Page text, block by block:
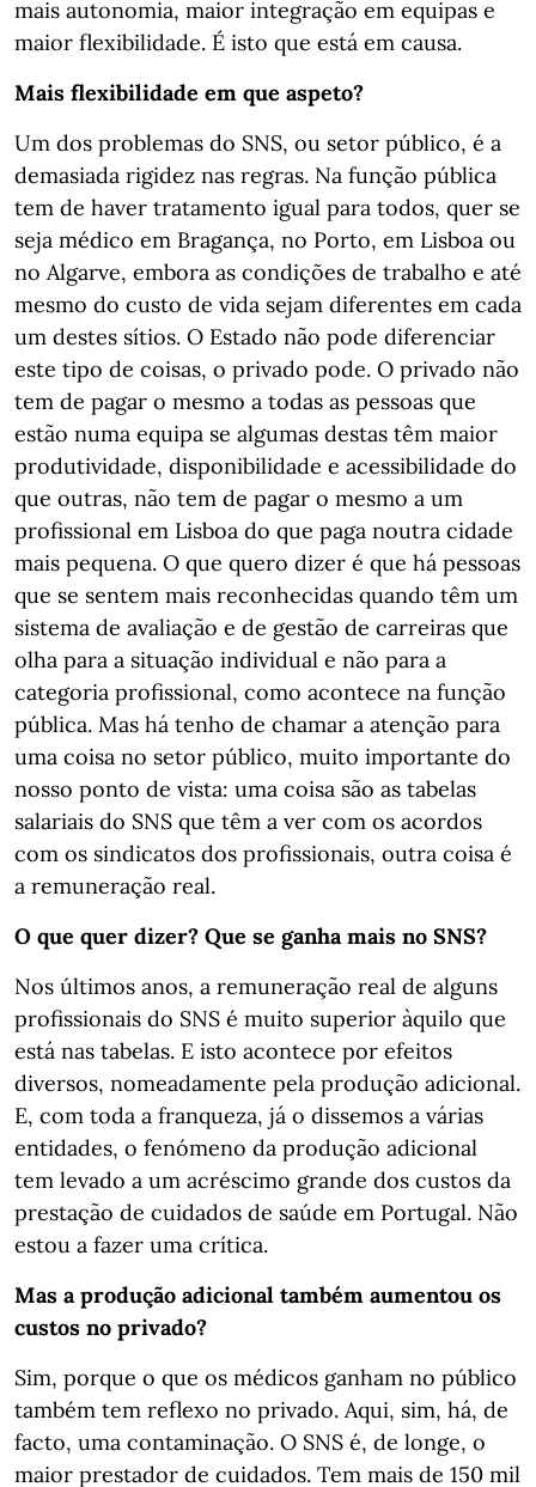
mais autonomia, maior integração em equipas e
maior flexibilidade. É isto que está em causa.
Mais flexibilidade em que aspeto?
Um dos problemas do SNS, ou setor público, é a
demasiada rigidez nas regras. Na função pública
tem de haver tratamento igual para todos, quer se
seja médico em Bragança, no Porto, em Lisboa ou
no Algarve, embora as condições de trabalho e até
mesmo do custo de vida sejam diferentes em cada
um destes sítios. O Estado não pode diferenciar
este tipo de coisas, o privado pode. O privado não
tem de pagar o mesmo a todas as pessoas que
estão numa equipa se algumas destas têm maior
produtividade, disponibilidade e acessibilidade do
que outras, não tem de pagar o mesmo a um
profissional em Lisboa do que paga noutra cidade
mais pequena. O que quero dizer é que há pessoas
que se sentem mais reconhecidas quando têm um
sistema de avaliação e de gestão de carreiras que
olha para a situação individual e não para a
categoria profissional, como acontece na função
pública. Mas há tenho de chamar a atenção para
uma coisa no setor público, muito importante do
nosso ponto de vista: uma coisa são as tabelas
salariais do SNS que têm a ver com os acordos
com os sindicatos dos profissionais, outra coisa é
a remuneração real.
O que quer dizer? Que se ganha mais no SNS?
Nos últimos anos, a remuneração real de alguns
profissionais do SNS é muito superior àquilo que
está nas tabelas. E isto acontece por efeitos
diversos, nomeadamente pela produção adicional.
E, com toda a franqueza, já o dissemos a várias
entidades, o fenómeno da produção adicional
tem levado a um acréscimo grande dos custos da
prestação de cuidados de saúde em Portugal. Não
estou a fazer uma crítica.
Mas a produção adicional também aumentou os
custos no privado?
Sim, porque o que os médicos ganham no público
também tem reflexo no privado. Aqui, sim, há, de
facto, uma contaminação. O SNS é, de longe, o
maior prestador de cuidados. Tem mais de 150 mil